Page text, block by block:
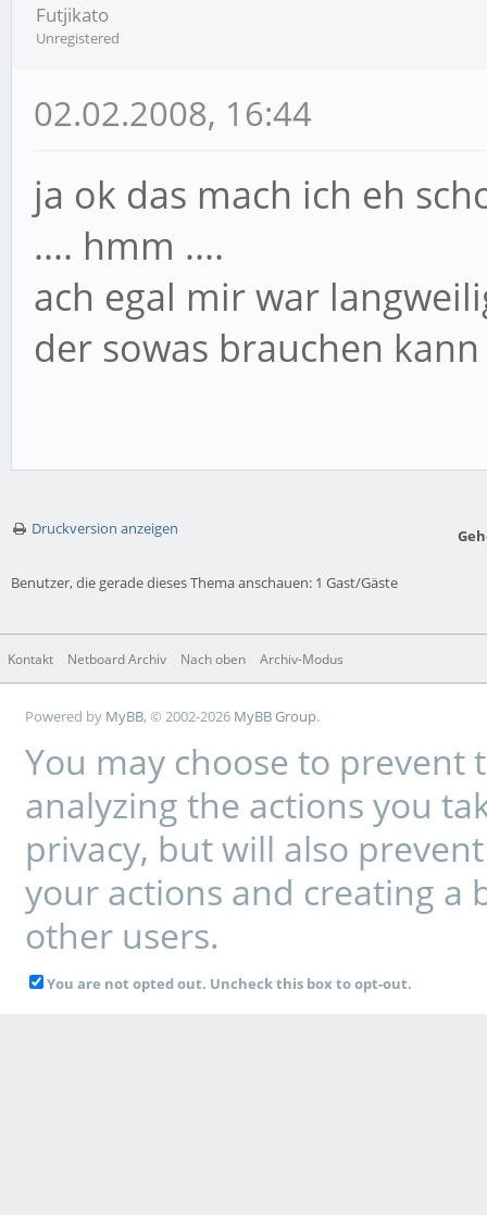
Futjikato
Unregistered
02.02.2008, 16:44
ja ok das mach ich eh
.... hmm ....
ach egal mir war
der sowas brauchen
Druckversion anzeigen
Benutzer, die gerade dieses Thema anschauen: 1 Gast/Gäste
Kontakt Netboard Archiv Nach oben Archiv-Modus
Powered by MyBB, © 2002-2026 MyBB Group.
You may choose to
analyzing the actions you
privacy, but will also
your actions and creating a
other users.
You are not opted out. Uncheck this box to opt-out.